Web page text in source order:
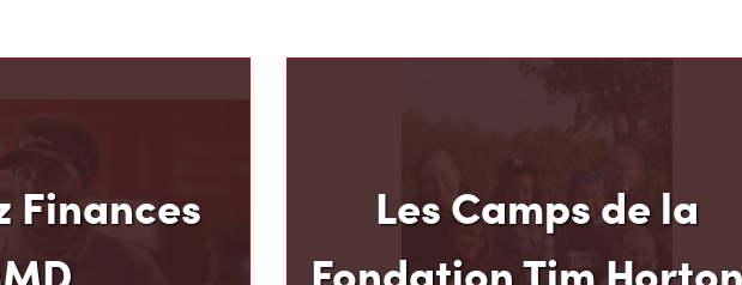
plus pour votre
avons créé
de crédit TimMD,
milieux défavorisés âgés de 12 à 16 ans de
développer leur leadership, leur résilience et leur
sens des responsabilités, au moment carrefour